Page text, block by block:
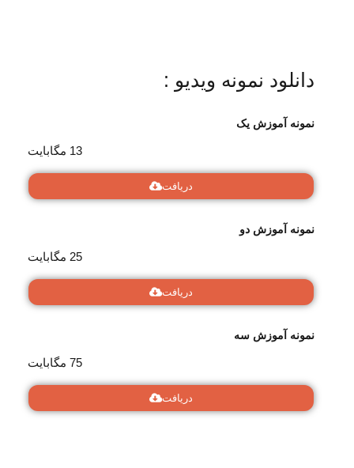
دانلود نمونه ویدیو :
نمونه آموزش یک
13 مگابایت
دریافت
نمونه آموزش دو
25 مگابایت
دریافت
نمونه آموزش سه
75 مگابایت
دریافت